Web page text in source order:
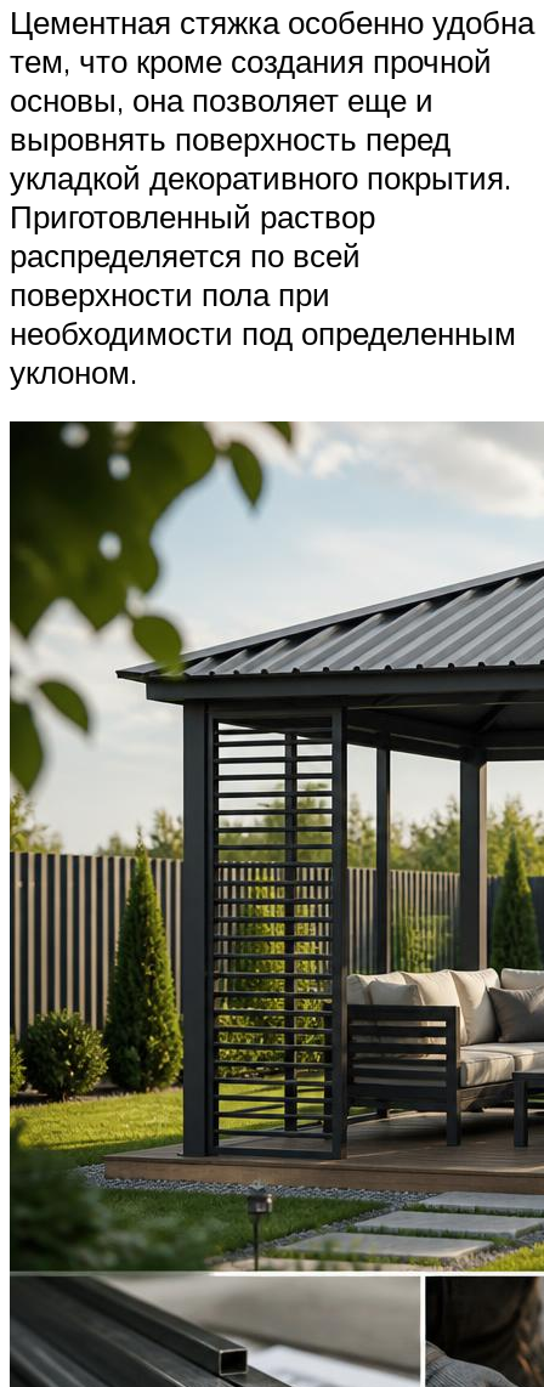
Цементная стяжка особенно удобна
тем, что кроме создания прочной
основы, она позволяет еще и
выровнять поверхность перед
укладкой декоративного покрытия.
Приготовленный раствор
распределяется по всей
поверхности пола при
необходимости под определенным
уклоном.